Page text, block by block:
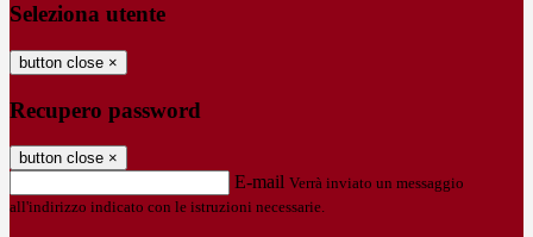
Seleziona utente
button close ×
Recupero password
button close ×
E-mail Verrà inviato un messaggio
all'indirizzo indicato con le istruzioni necessarie.